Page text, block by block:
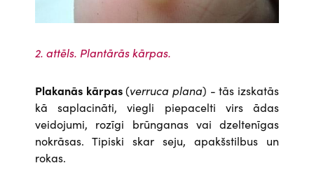
2. attēls. Plantārās kārpas.
Plakanās kārpas(verruca plana) - tās izskatās
kā saplacināti, viegli piepacelti virs ādas
veidojumi, rozīgi brūnganas vai dzeltenīgas
nokrāsas. Tipiski skar seju, apakšstilbus un
rokas.